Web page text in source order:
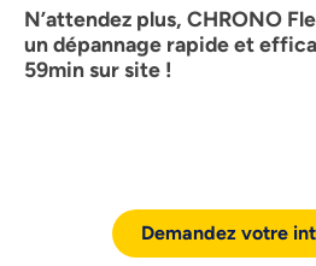
N’attendez plus, CHRONO
un dépannage rapide et
59min sur site !
Demandez votre